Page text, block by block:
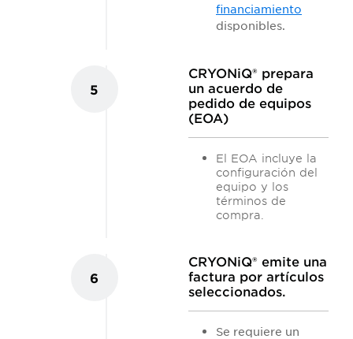
financiamiento
disponibles.
5
CRYONiQ® prepara
un acuerdo de
pedido de equipos
(EOA)
El EOA incluye la
configuración del
equipo y los
términos de
compra.
6
CRYONiQ® emite una
factura por artículos
seleccionados.
Se requiere un